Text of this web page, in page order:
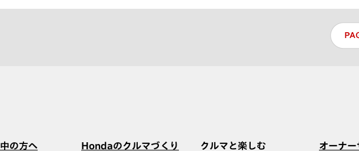
の方へ Hondaのクルマづくり クルマと楽しむ オーナー